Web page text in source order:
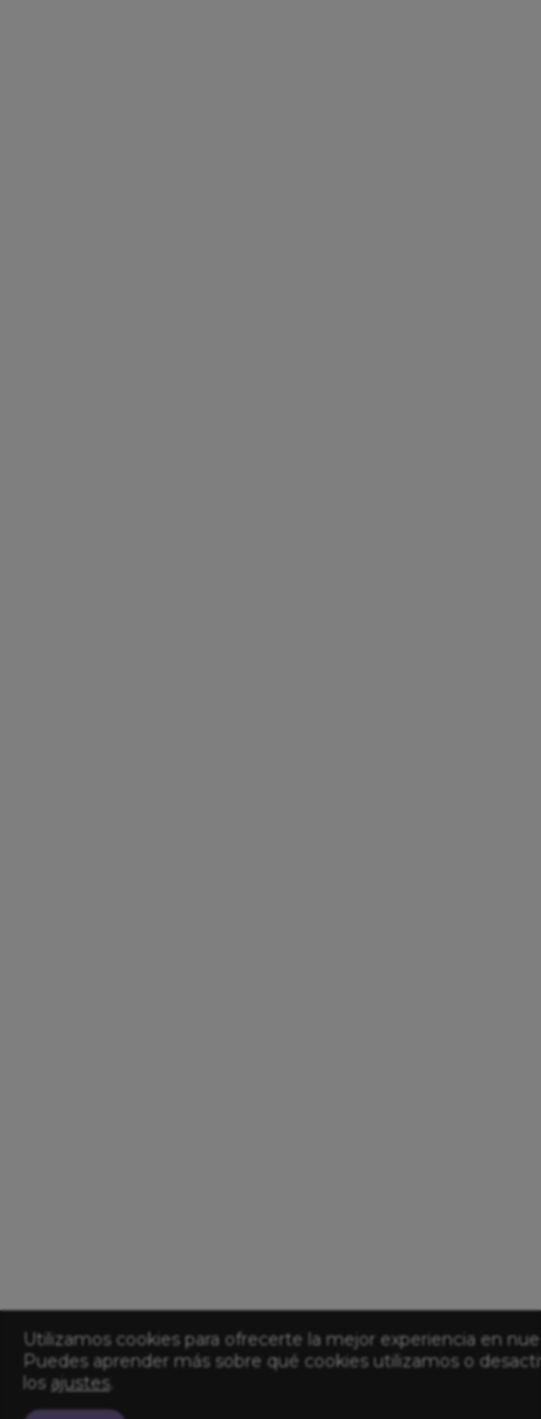
Utilizamos cookies para ofrecerte la mejor experiencia en
Puedes aprender más sobre qué cookies utilizamos o
los ajustes.